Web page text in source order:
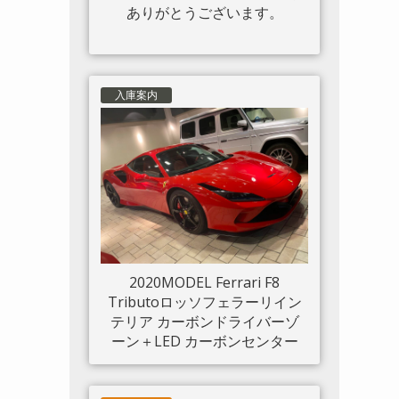
ありがとうございます。
入庫案内
2020MODEL Ferrari F8
Tributoロッソフェラーリイン
テリア カーボンドライバーゾ
ーン＋LED カーボンセンター
ブリッジ カーボンインナード
アハンドル カーボンリアブー